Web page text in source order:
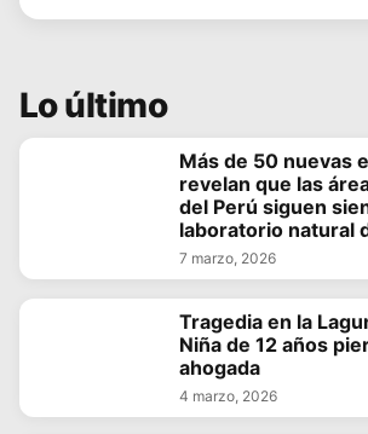
Lo último
Más de 50 nuevas
revelan que las
del Perú siguen
laboratorio natural
7 marzo, 2026
Tragedia en la
Niña de 12 años
ahogada
4 marzo, 2026